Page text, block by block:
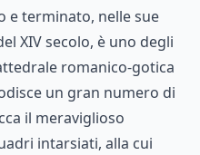
e terminato, nelle sue
XIV secolo, è uno degli
romanico-gotica
un gran numero di
il meraviglioso
intarsiati, alla cui